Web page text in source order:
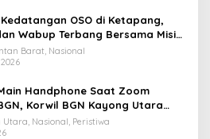
OSO di Ketapang,
Wabup Terbang Bersama Misi
MTQ XXXIV di Kayong Utara
Barat, Nasional
Handphone Saat Zoom
Korwil BGN Kayong Utara
Dimutasi ke Papua
Nasional, Peristiwa